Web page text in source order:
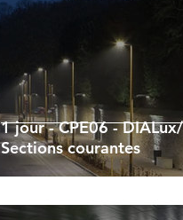
1 jour - CPE06 -
Sections courantes